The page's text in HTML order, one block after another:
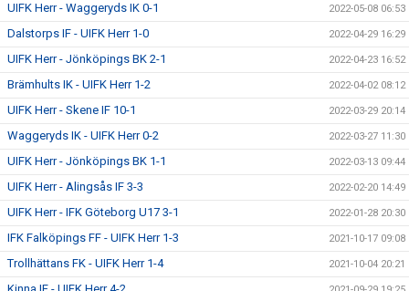
UIFK Herr - Waggeryds IK 0-1 2022-05-08 06:53
Dalstorps IF - UIFK Herr 1-0 2022-04-29 16:29
UIFK Herr - Jönköpings BK 2-1 2022-04-23 16:52
Brämhults IK - UIFK Herr 1-2 2022-04-02 08:12
UIFK Herr - Skene IF 10-1 2022-03-29 20:14
Waggeryds IK - UIFK Herr 0-2 2022-03-27 11:30
UIFK Herr - Jönköpings BK 1-1 2022-03-13 09:44
UIFK Herr - Alingsås IF 3-3 2022-02-20 14:49
UIFK Herr - IFK Göteborg U17 3-1 2022-01-28 20:30
IFK Falköpings FF - UIFK Herr 1-3 2021-10-17 09:08
Trollhättans FK - UIFK Herr 1-4 2021-10-04 20:21